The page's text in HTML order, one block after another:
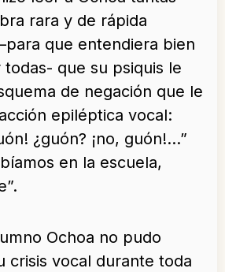
rara y de rápida
que entendiera bien
que su psiquis le
de negación que le
epiléptica vocal:
¿guón? ¡no, guón!…”
en la escuela,
Ochoa no pudo
crisis vocal durante toda